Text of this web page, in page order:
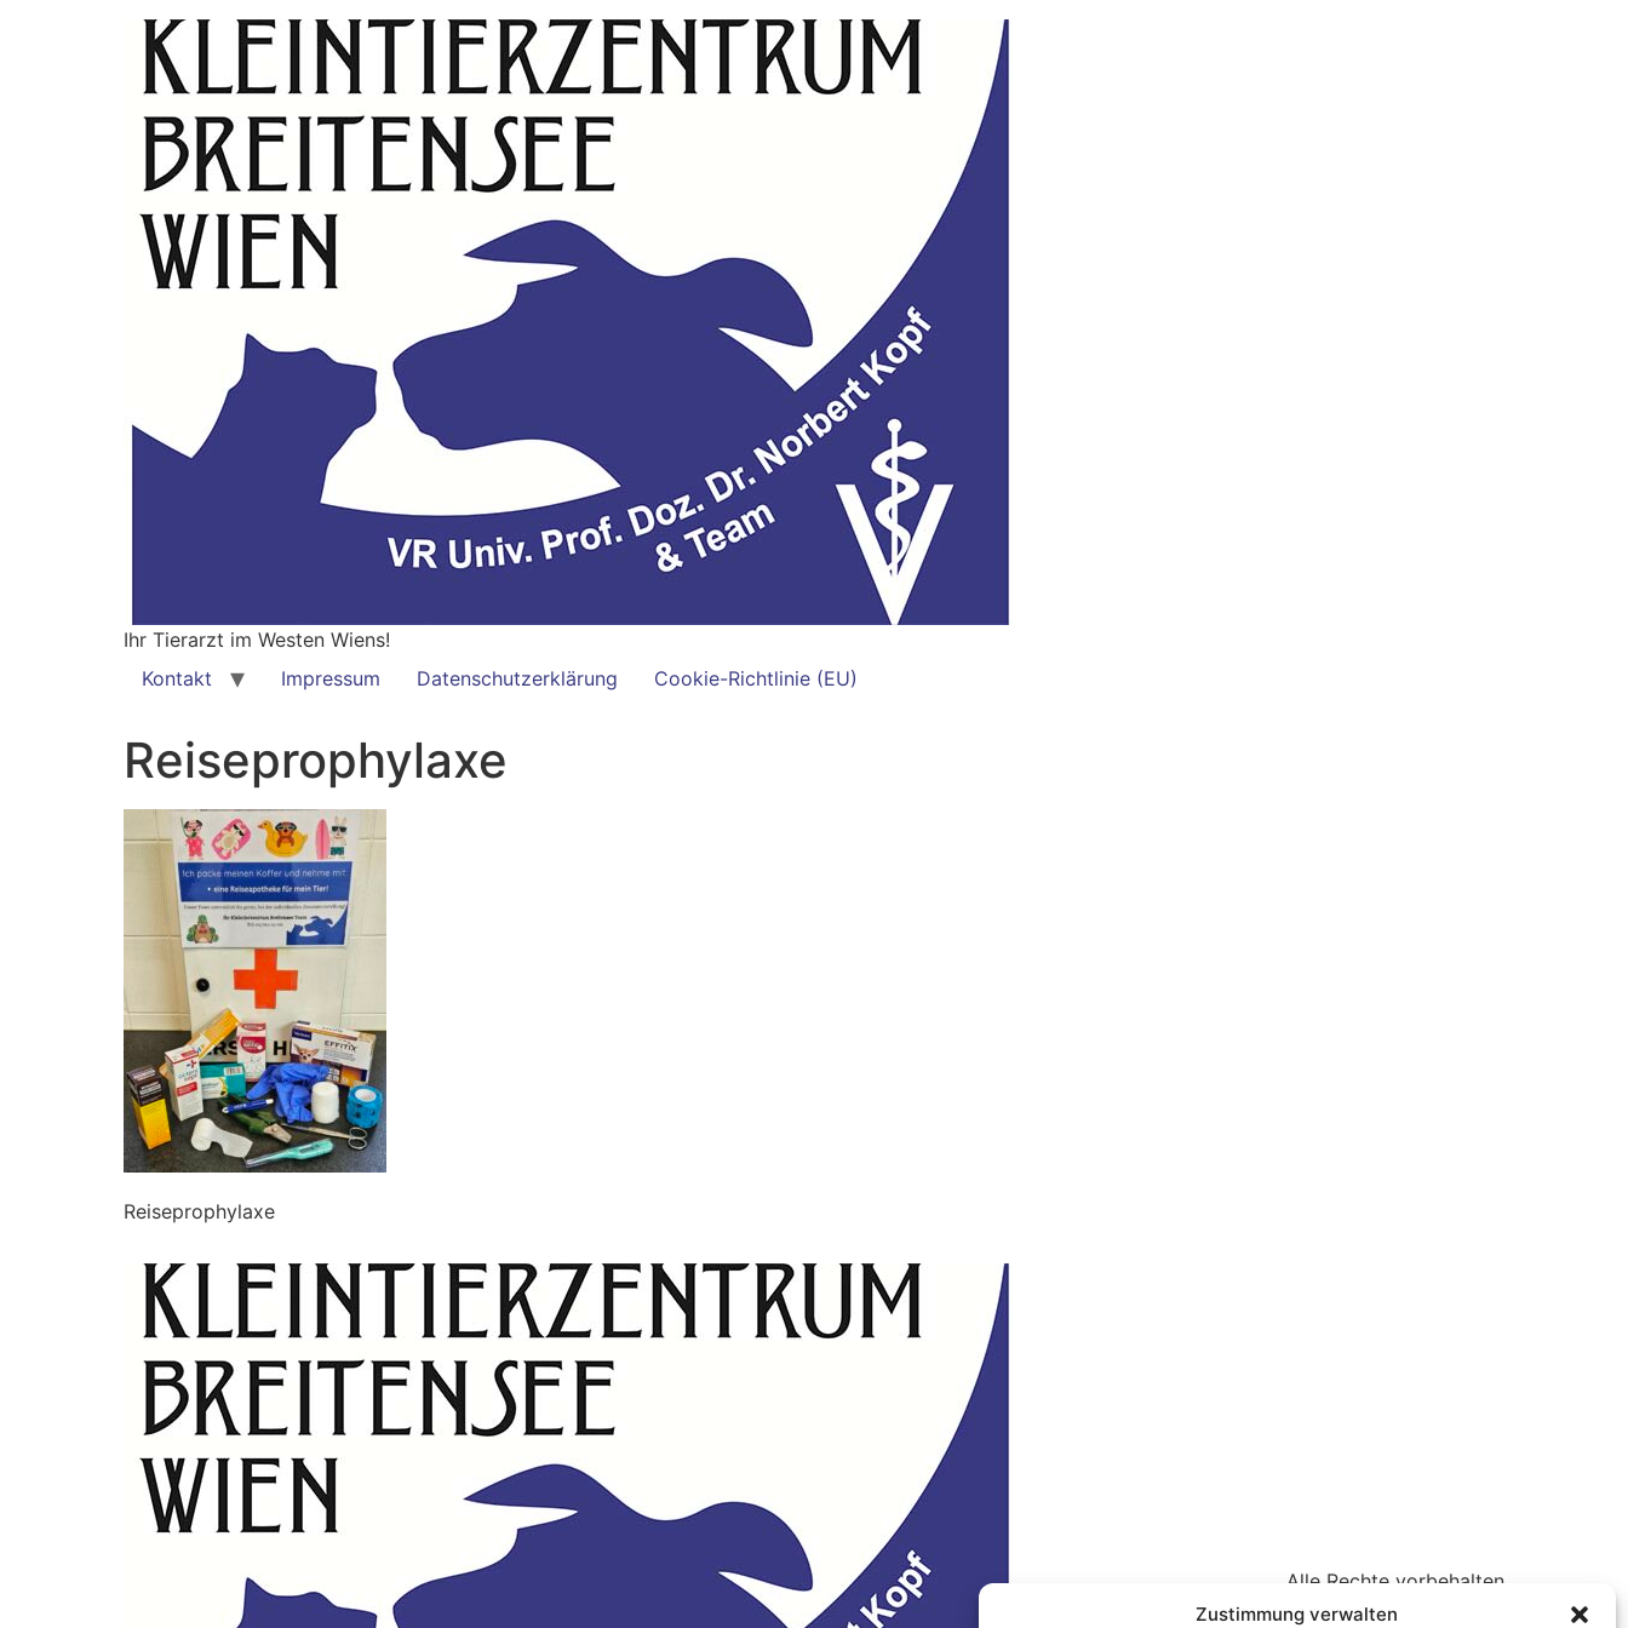
Zustimmung verwalten
Ihr Tierarzt im Westen Wiens!
Kontakt
Impressum Datenschutzerklärung Cookie-Richtlinie (EU)
Reiseprophylaxe
Reiseprophylaxe
Alle Rechte vorbehalten